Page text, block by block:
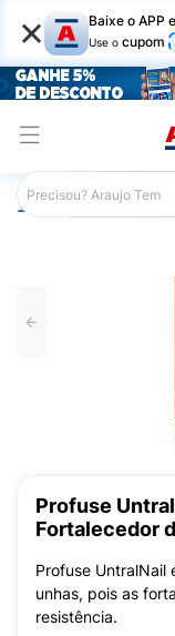
× Baixe o APP
Use o cupom
Araujo Beleza
Profuse
Fortalecedor
Profuse UntralNail
unhas, pois as
resistência.